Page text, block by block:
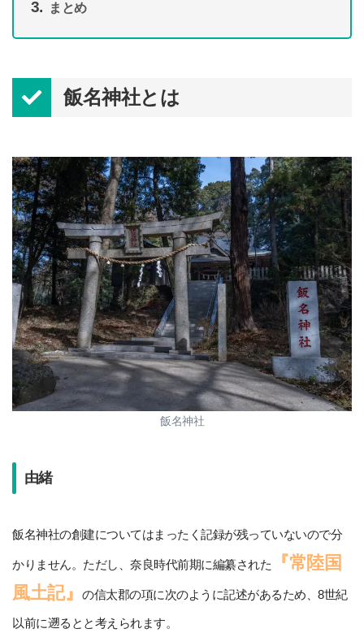
まとめ
飯名神社とは
飯名神社
由緒
飯名神社の創建についてはまったく記録が残っていないので分
かりません。ただし、奈良時代前期に編纂された
『常陸国
風土記』
の信太郡の項に次のように記述があるため、8世紀
以前に遡るとと考えられます。